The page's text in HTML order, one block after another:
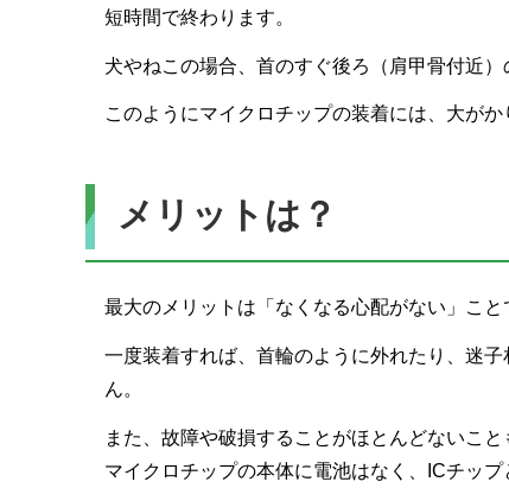
短時間で終わります。
犬やねこの場合、首のすぐ後ろ（肩甲骨付近）
このようにマイクロチップの装着には、大がか
メリットは？
最大のメリットは「なくなる心配がない」こと
一度装着すれば、首輪のように外れたり、迷
ん。
また、故障や破損することがほとんどないこと
マイクロチップの本体に電池はなく、ICチッ